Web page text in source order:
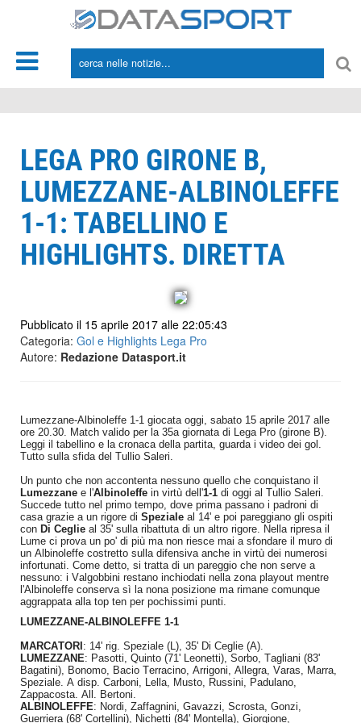
LEGA PRO GIRONE B,
LUMEZZANE-ALBINOLEFFE
1-1: TABELLINO E
HIGHLIGHTS. DIRETTA
Pubblicato il 15 aprile 2017 alle 22:05:43
Categoria: Gol e Highlights Lega Pro
Autore: Redazione Datasport.it
Lumezzane-Albinoleffe 1-1 giocata oggi, sabato 15 aprile 2017 alle
ore 20.30. Match valido per la 35a giornata di Lega Pro (girone B).
Leggi il tabellino e la cronaca della partita, guarda i video dei gol.
Tutto sulla sfida del Tullio Saleri.
Un punto che non accontenta nessuno quello che conquistano il
Lumezzane e l'Albinoleffe in virtù dell'1-1 di oggi al Tullio Saleri.
Succede tutto nel primo tempo, dove prima passano i padroni di
casa grazie a un rigore di Speziale al 14' e poi pareggiano gli ospiti
con Di Ceglie al 35' sulla ribattuta di un altro rigore. Nella ripresa il
Lume ci prova un po' di più ma non riesce mai a sfondare il muro di
un Albinoleffe costretto sulla difensiva anche in virtù dei numerosi
infortunati. Come detto, si tratta di un pareggio che non serve a
nessuno: i Valgobbini restano inchiodati nella zona playout mentre
l'Albinoleffe conserva sì la nona posizione ma rimane comunque
aggrappata alla top ten per pochissimi punti.
LUMEZZANE-ALBINOLEFFE 1-1
MARCATORI : 14' rig. Speziale (L), 35' Di Ceglie (A).
LUMEZZANE: Pasotti, Quinto (71' Leonetti), Sorbo, Tagliani (83'
Bagatini), Bonomo, Bacio Terracino, Arrigoni, Allegra, Varas, Marra,
Speziale. A disp. Carboni, Lella, Musto, Russini, Padulano,
Zappacosta. All. Bertoni.
ALBINOLEFFE: Nordi, Zaffagnini, Gavazzi, Scrosta, Gonzi,
Guerriera (68' Cortellini), Nichetti (84' Montella), Giorgione,